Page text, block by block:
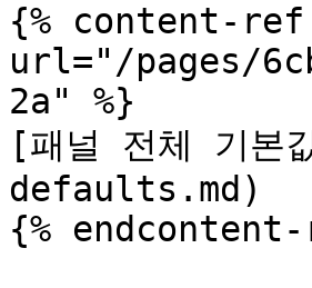
{% content-ref
url="/pages/
2a" %}
[패널 전체 기
defaults.md)
{%